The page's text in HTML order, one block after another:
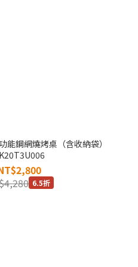
能鋼網燒烤桌（含收納袋）
6.5折